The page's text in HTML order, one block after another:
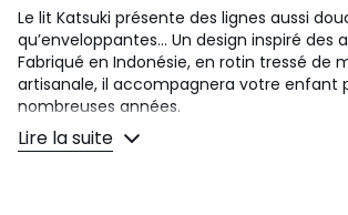
Le lit Katsuki présente des lignes aussi
qu’enveloppantes... Un design inspiré des
Fabriqué en Indonésie, en rotin tressé de
artisanale, il accompagnera votre enfant
nombreuses années.
Description
Lire la suite